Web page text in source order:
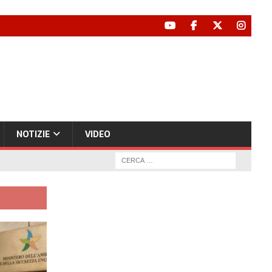
NOTIZIE VIDEO